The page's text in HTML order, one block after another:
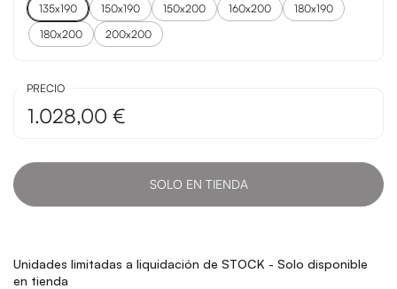
135x190 150x190 150x200 160x200
180x190
180x200
200x200
PRECIO
1.028,00 €
SOLO EN TIENDA
Unidades limitadas a liquidación de STOCK - Solo disponible
en tienda